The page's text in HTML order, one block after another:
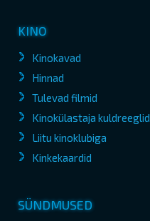
KINO
Kinokavad
Hinnad
Tulevad filmid
Kinokülastaja kuldreeglid
Liitu kinoklubiga
Kinkekaardid
SÜNDMUSED